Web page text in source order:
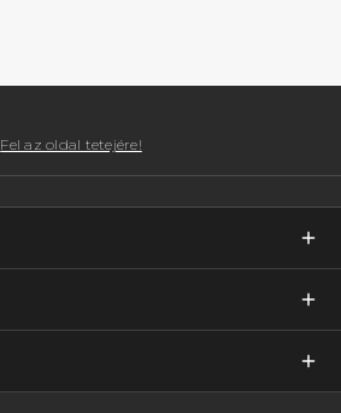
Fel az oldal tetejére!